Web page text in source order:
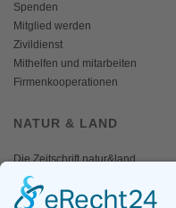
Spenden
Mitglied werden
Zivildienst
Mithelfen und mitarbeiten
Firmenkooperationen
NATUR & LAND
Die Zeitschrift natur&land
Archiv
Mediadaten